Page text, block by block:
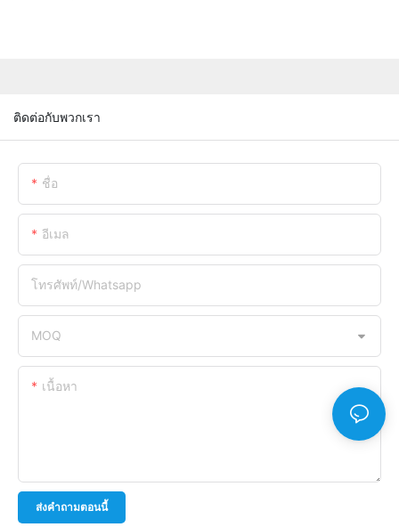
ติดต่อกับพวกเรา
ชื่อ
อีเมล
โทรศัพท์/whatsapp
MOQ
เนื้อหา
ส่งคำถามตอนนี้